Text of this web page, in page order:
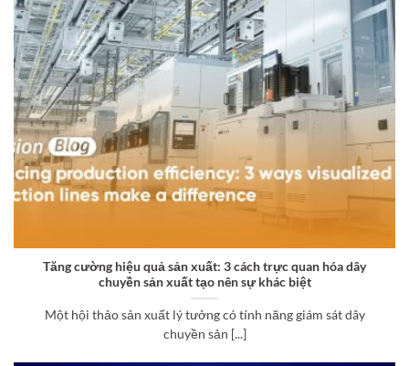
Tăng cường hiệu quả sản xuất: 3 cách trực quan hóa dây
chuyền sản xuất tạo nên sự khác biệt
Một hội thảo sản xuất lý tưởng có tính năng giám sát dây
chuyền sản [...]